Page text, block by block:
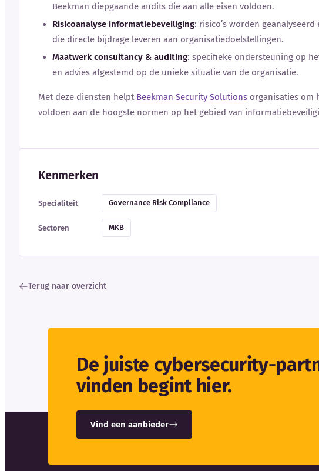
Beekman diepgaande audits die aan alle eisen voldoen.
Risicoanalyse informatiebeveiliging: risico’s worden
die directe bijdrage leveren aan organisatiedoelstellingen.
Maatwerk consultancy & auditing: specifieke ondersteuning op
en advies afgestemd op de unieke situatie van de organisatie.
Met deze diensten helpt Beekman Security Solutions organisaties om
voldoen aan de hoogste normen op het gebied van
Kenmerken
Specialiteit Governance Risk Compliance
Sectoren MKB
Terug naar overzicht
De juiste cybersecurity-
vinden begint hier.
Vind een aanbieder